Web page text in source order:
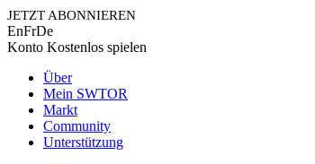
JETZT ABONNIEREN
EnFrDe
Konto Kostenlos spielen
Über
Mein SWTOR
Markt
Community
Unterstützung